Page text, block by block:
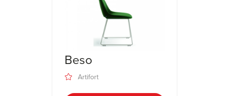
Beso
Artifort